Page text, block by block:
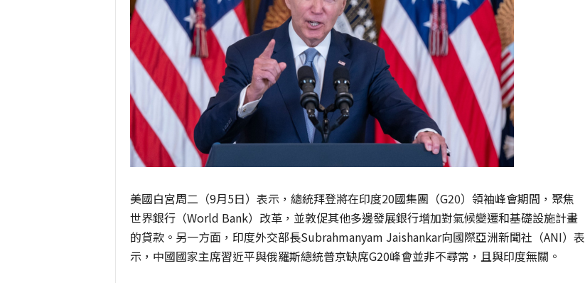
美國白宮周二（9月5日）表示，總統拜登將在印度20國集團（G20）領袖峰會期間，聚焦
世界銀行（World Bank）改革，並敦促其他多邊發展銀行增加對氣候變遷和基礎設施計畫
的貸款。另一方面，印度外交部長Subrahmanyam Jaishankar向國際亞洲新聞社（ANI）表
示，中國國家主席習近平與俄羅斯總統普京缺席G20峰會並非不尋常，且與印度無關。